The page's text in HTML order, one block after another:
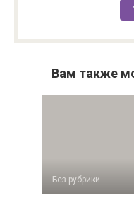
Вам также
Без рубрики